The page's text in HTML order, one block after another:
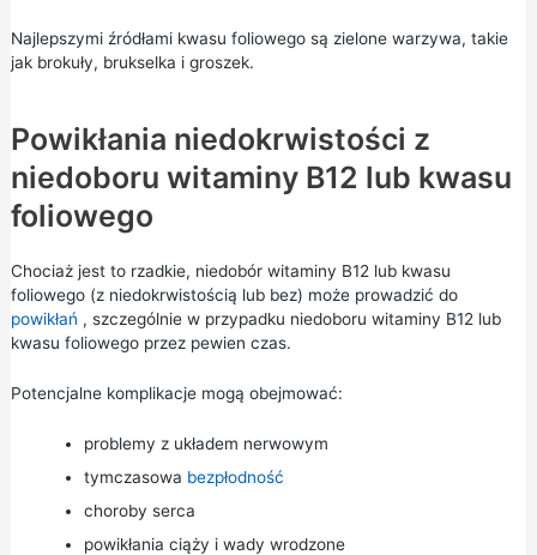
Najlepszymi źródłami kwasu foliowego są zielone warzywa, takie
jak brokuły, brukselka i groszek.
Powikłania niedokrwistości z
niedoboru witaminy B12 lub kwasu
foliowego
Chociaż jest to rzadkie, niedobór witaminy B12 lub kwasu
foliowego (z niedokrwistością lub bez) może prowadzić do
powikłań , szczególnie w przypadku niedoboru witaminy B12 lub
kwasu foliowego przez pewien czas.
Potencjalne komplikacje mogą obejmować:
problemy z układem nerwowym
tymczasowa bezpłodność
choroby serca
powikłania ciąży i wady wrodzone